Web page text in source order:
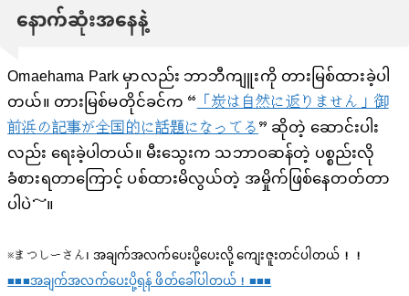
နောက်ဆုံးအနေနဲ့
Omaehama Park မှာလည်း ဘာဘီကျူးကို တားမြစ်ထားခဲ့ပါ
တယ်။ တားမြစ်မတိုင်ခင်က “「炭は自然に返りません」御
前浜の記事が全国的に話題になってる” ဆိုတဲ့ ဆောင်းပါး
လည်း ရေးခဲ့ပါတယ်။ မီးသွေးက သဘာဝဆန်တဲ့ ပစ္စည်းလို
ခံစားရတာကြောင့် ပစ်ထားမိလွယ်တဲ့ အမှိုက်ဖြစ်နေတတ်တာ
ပါပဲ～။
※まつしーさん၊ အချက်အလက်ပေးပို့ပေးလို့ ကျေးဇူးတင်ပါတယ်！！
■■■အချက်အလက်ပေးပို့ရန် ဖိတ်ခေါ်ပါတယ်！■■■